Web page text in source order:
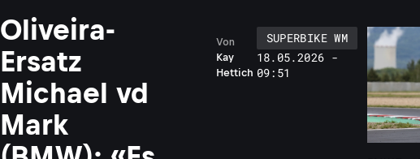
Oliveira-
Ersatz
Michael vd
Mark
Kay
Hettich
Von
SUPERBIKE WM
18.05.2026 -
09:51